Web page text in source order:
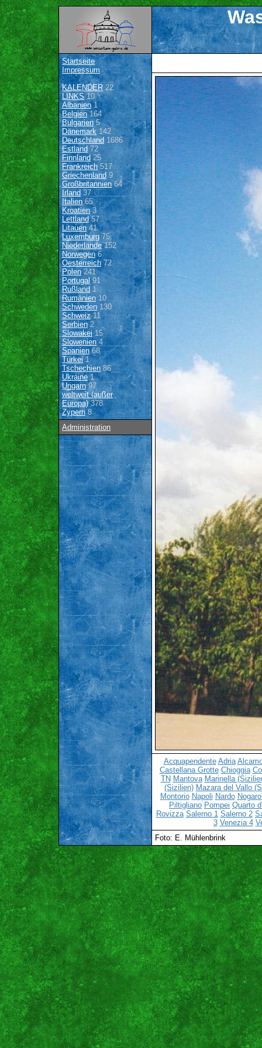
Startseite
Impressum
KALENDER22
LINKS10
Albanien1
Belgien164
Bulgarien 5
Dänemark142
Deutschland 1686
Estland 72
Finnland 25
Frankreich517
Griechenland9
Großbritannien64
Irland 37
Italien65
Kroatien3
Lettland57
Litauen41
Luxemburg 75
Niederlande152
Norwegen6
Oesterreich72
Polen 241
Portugal91
Rußland 1
Rumänien10
Schweden 130
Schweiz11
Serbien2
Slowakei15
Slowenien4
Spanien68
Türkei1
Tschechien 86
Ukraine1
Ungarn97
weltweit (außer
Europa)378
Zypern8
Administration
Acquapendente Adria
Castellana Grotte Chioggia
TN Mantova Marinella
(Sizilien) Mazara del Vallo
Montorio Napoli Nardo
Piltigliano Pompei Quarto
Rovizza Salerno 1 Salerno 2
3 Venezia 4
Foto: E. Mühlenbrink